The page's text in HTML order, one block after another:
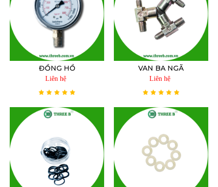
ĐỒNG HỒ
Liên hệ
VAN BA NGÃ
Liên hệ